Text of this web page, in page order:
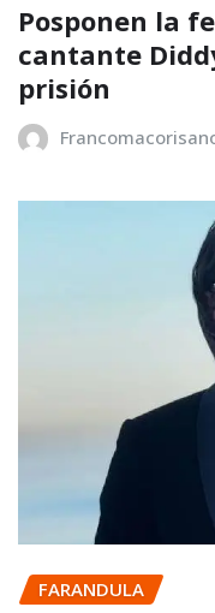
Posponen la
cantante
prisión
FARANDULA